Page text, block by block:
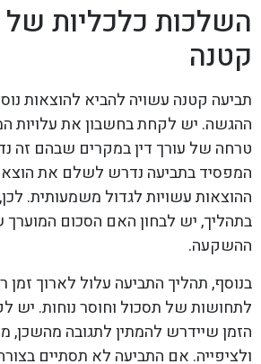
השלכות כלכליות של
קטנה
תביעה קטנה עשויה להביא להוצאות
ההגשה. יש לקחת בחשבון את עלויות
טרחה של עורך דין במקרים שבהם זה
המפסיד בתביעה נדרש לשלם את
ההוצאות עשויות לגדול משמעותית.
בתהליך, יש לבחון האם הסכום המוערך
ההשקעה.
בנוסף, תהליך התביעה עלול לארוך זמן
לתחושות של תסכול וחוסר נוחות. יש
הזמן שיידרש להמתין לתגובה מהשכן,
ולציפייה. אם התביעה לא תסתיים בצורה